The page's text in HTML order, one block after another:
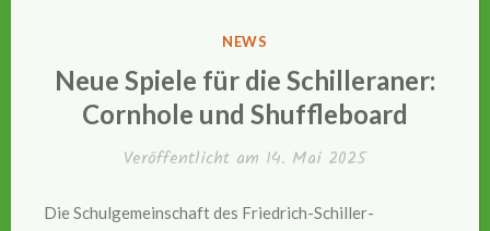
VERÖFFENTLICHT
NEWS
Neue Spiele für die Schilleraner:
Cornhole und Shuffleboard
Veröffentlicht am 14. Mai 2025
Die Schulgemeinschaft des Friedrich-Schiller-